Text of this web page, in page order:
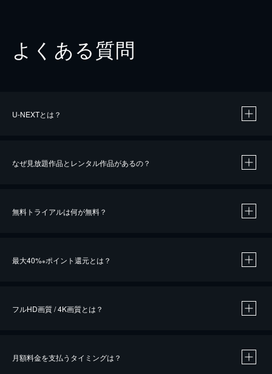
よくある質問
U-NEXTとは？
なぜ見放題作品とレンタル作品があるの？
無料トライアルは何が無料？
最大40%※ポイント還元とは？
※40％ポイント還元の対象は、クレジットカード決済による作品の購入 / レンタルです。
フルHD画質 / 4K画質とは？
月額料金を支払うタイミングは？